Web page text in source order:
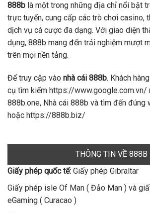
888b là một trong những địa chỉ nổi bật
trực tuyến, cung cấp các trò chơi casino,
dịch vụ cá cược đa dạng. Với giao diện
dụng, 888b mang đến trải nghiệm mượt
trên mọi nền tảng.
Để truy cập vào nhà cái 888b. Khách
cụ tìm kiếm https://www.google.com.vn/
888b.one, Nhà cái 888b và tìm đến đúng
hoặc https://888b.biz/
THÔNG TIN VỀ 888B
Giấy phép quốc tế: Giấy phép Gibraltar
Giấy phép isle Of Man ( Đảo Man ) và
eGaming ( Curacao )